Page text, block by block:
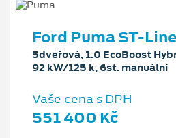
Ford Puma ST-Line
5dveřová, 1.0 EcoBoost
92 kW/125 k, 6st. manuální
Vaše cena s DPH
551 400 Kč